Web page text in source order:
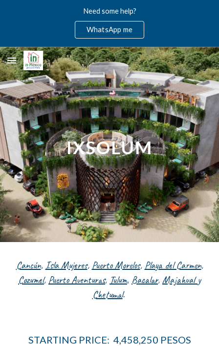
Need some help?
WhatsApp me
IXSOLUM
Cancún, Isla Mujeres, Puerto Morelos, Playa del Carmen,
Cozumel, Puerto Aventuras, Tulum, Bacalar, Majahualy
Chetumal.
STARTING PRICE: 4,458,250 PESOS